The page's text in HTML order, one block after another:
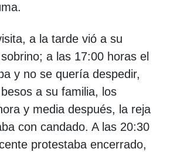
a la tarde vió a su
a las 17:00 horas el
y no se quería despedir,
a su familia, los
y media después, la reja
con candado. A las 20:30
protestaba encerrado,